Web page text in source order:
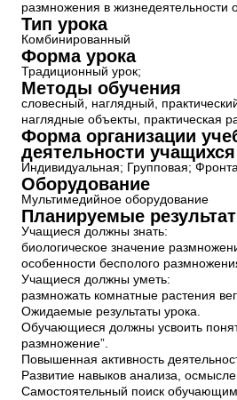
размножения в жизнедеятельности
Тип урока
Комбинированный
Форма урока
Традиционный урок;
Методы обучения
словесный, наглядный,
наглядные объекты, практическая
Форма организации
деятельности учащихся
Индивидуальная; Групповая;
Оборудование
Мультимедийное оборудование
Планируемые
Учащиеся должны знать:
биологическое значение
особенности бесполого
Учащиеся должны уметь:
размножать комнатные растения
Ожидаемые результаты урока.
Обучающиеся должны усвоить
размножение”.
Повышенная активность
Развитие навыков анализа,
Самостоятельный поиск